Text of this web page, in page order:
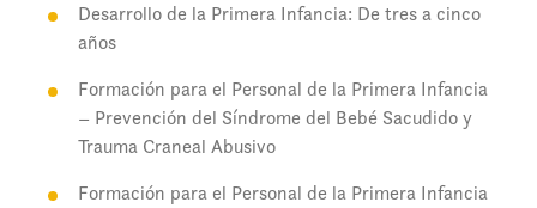
Desarrollo de la Primera Infancia: De tres a cinco
años
Formación para el Personal de la Primera Infancia
– Prevención del Síndrome del Bebé Sacudido y
Trauma Craneal Abusivo
Formación para el Personal de la Primera Infancia